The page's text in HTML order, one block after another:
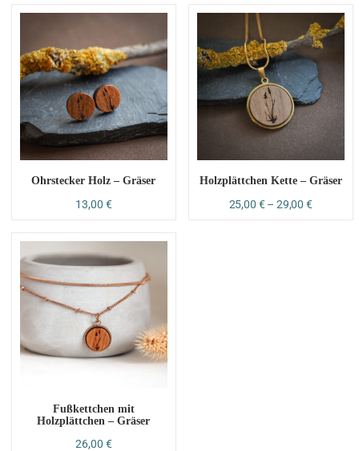
Ohrstecker Holz – Gräser
13,00 €
Holzplättchen Kette – Gräser
25,00 €– 29,00 €
Fußkettchen mit
Holzplättchen – Gräser
26,00 €